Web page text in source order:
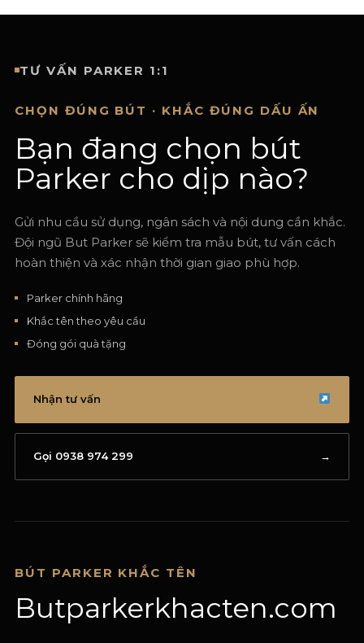
TƯ VẤN PARKER 1:1
CHỌN ĐÚNG BÚT · KHẮC ĐÚNG DẤU ẤN
Bạn đang chọn bút
Parker cho dịp nào?
Gửi nhu cầu sử dụng, ngân sách và nội dung cần khắc.
Đội ngũ But Parker sẽ kiểm tra mẫu bút, tư vấn cách
hoàn thiện và xác nhận thời gian giao phù hợp.
Parker chính hãng
Khắc tên theo yêu cầu
Đóng gói quà tặng
Nhận tư vấn
Gọi 0938 974 299 →
BÚT PARKER KHẮC TÊN
Butparkerkhacten.com